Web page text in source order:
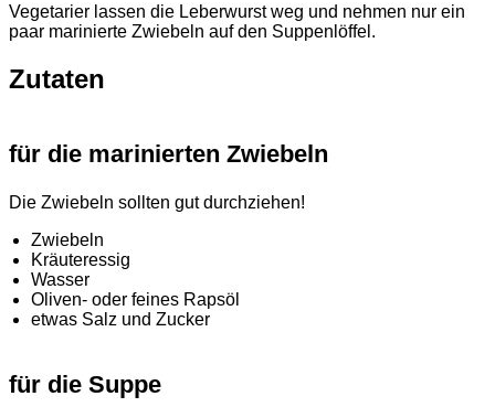
Vegetarier lassen die Leberwurst weg und nehmen nur ein
paar marinierte Zwiebeln auf den Suppenlöffel.
Zutaten
für die marinierten Zwiebeln
Die Zwiebeln sollten gut durchziehen!
Zwiebeln
Kräuteressig
Wasser
Oliven- oder feines Rapsöl
etwas Salz und Zucker
für die Suppe